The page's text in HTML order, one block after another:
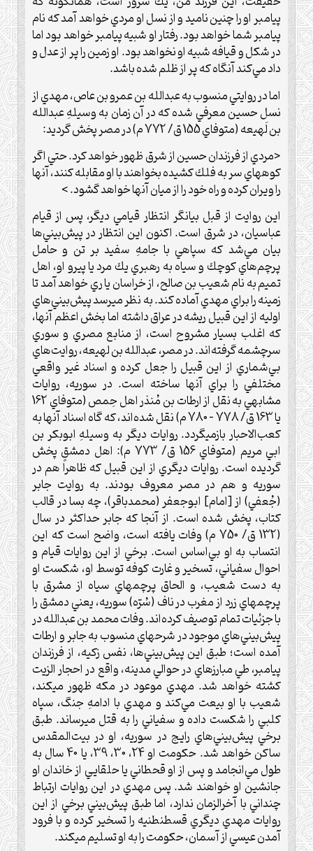
پيامبر او را چنين ناميد و از نسل او مردي خواهد آمد كه نام
پيامبر شما خواهد بود. رفتار او شبيه پيامبر خواهد بود اما
در شكل و قيافه شبيه او نخواهد بود. او زمين را پر از عدل و
داد مي‌كند آنگاه كه پر از ظلم شده باشد.
اما در روايتي منسوب به عبدالله بن عمرو بن عاص، مهدي از
نسل حسين معرفي شده كه در آن زمان به وسيلهِ عبدالله
بن لَهيعه (متوفاي 155 ق/ 772 م) در مصر پخش گرديد:
<مردي از فرزندان حسين از شرق ظهور خواهد كرد. حتي اگر
كوههاي سر به فلك كشيده بخواهند با او مقابله كنند، آنها
را ويران كرده و راه خود را از ميان آنها خواهد گشود. >
اين روايت از قبل بيانگر انتظار قيامي ديگر، پس از قيام
عباسيان، در شرق است. اكنون اين انتظار در پيش‌بيني‌ها
بيان مي‌شد كه سپاهي با جامهِ سفيد بر تن و حامل
پرچم‌هاي كوچك و سياه به رهبري يك مرد يا پيرو او، اهل
تميم به نام شعيب بن صالح، از خراسان يا ري خواهد آمد تا
زمينه را براي مهدي آماده كند. به نظر ميرسد پيش‌بيني‌هاي
اوليه از اين قبيل ريشه در عراق داشته اما بخش اعظم آنها،
كه اغلب بسيار مشروح است، از منابع مصري و سوري
سرچشمه گرفته‌اند. در مصر، عبدالله بن لهيعه، روايت‌هاي
بي‌شماري از اين قبيل را جعل كرده و اسناد غير واقعي
مختلفي را براي آنها ساخته است. در سوريه، روايات
مشابهي به نقل از ارطات بن مُنذر اهل حِمص (متوفاي 162
يا 163 ق/ 778 – 780 م) نقل شده‌اند، كه گاه اسناد آنها به
كعب‌الاحبار بازميگردد. روايات ديگر به وسيلهِ ابوبكر بن
ابي مريم (متوفاي 156 ق/ 773 م): اهل دمشق پخش
گرديده است. روايات ديگري از اين قبيل كه ظاهراً هم در
سوريه و هم در مصر معروف بودند. به روايت جابر
(جُعفي) از [امام] ابوجعفر (محمدباقر)، چه بسا در قالب
كتاب، پخش شده است. از آنجا كه جابر حداكثر در سال
(132 ق/ 750 م) وفات يافته است، واضح است كه اين
انتساب به او بي‌اساس است. برخي از اين روايات قيام و
احوال سفياني، تسخير و غارت كوفه توسط او، شكست او
به دست شعيب، و الحاق پرچمهاي سياه از مشرق با
پرچمهاي زرد از مغرب در ناف (سُرّه) سوريه، يعني دمشق را
با جزئيات تمام توصيف كرده‌اند. وفات محمد بن عبدالله در
پيش‌بيني‌هاي موجود در شرحهاي منسوب به جابر و ارطات
آمده است؛ طبق اين پيش‌بيني‌ها، نفس زكيه، از فرزندان
پيامبر، طي مبارزهاي در حوالي مدينه، واقع در احجار الزيت
كشته خواهد شد. مهدي موعود در مكه ظهور ميكند،
شعيب با او بيعت مي‌كند و مهدي با ادامهِ جنگ، سپاه
كلبي را شكست داده و سفياني را به قتل ميرساند. طبق
برخي پيش‌بيني‌هاي رايج در سوريه، او در بيت‌المقدس
ساكن خواهد شد. حكومت او 24، 30، 39، يا 40 سال به
طول مي‌انجامد و پس از او قحطاني يا حلقايي از خاندان او
جانشين او خواهند شد. پس مهدي در اين روايات ارتباط
چنداني با آخرالزمان ندارد، اما طبق پيش‌بيني برخي از اين
روايات مهدي ديگري قسطنطنيه را تسخير كرده و با فرود
آمدن عيسي از آسمان، حكومت را به او تسليم ميكند.